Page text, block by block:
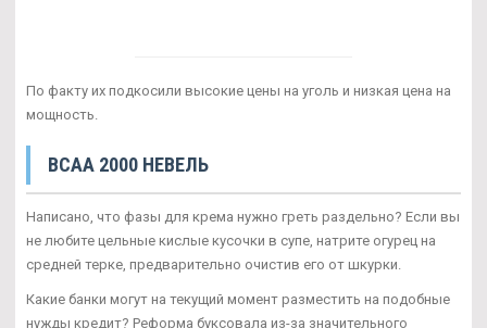
По факту их подкосили высокие цены на уголь и низкая цена на
мощность.
BCAA 2000 НЕВЕЛЬ
Написано, что фазы для крема нужно греть раздельно? Если вы
не любите цельные кислые кусочки в супе, натрите огурец на
средней терке, предварительно очистив его от шкурки.
Какие банки могут на текущий момент разместить на подобные
нужды кредит? Реформа буксовала из-за значительного